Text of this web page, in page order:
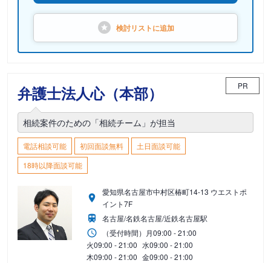
検討リストに追加
弁護士法人心（本部） PR
相続案件のための「相続チーム」が担当
電話相談可能 初回面談無料
土日面談可能
18時以降面談可能
愛知県名古屋市中村区椿町14-13 ウエストポ
イント7F
名古屋/名鉄名古屋/近鉄名古屋駅
（受付時間） 月09:00 - 21:00
火09:00 - 21:00 水09:00 - 21:00
木09:00 - 21:00 金09:00 - 21:00